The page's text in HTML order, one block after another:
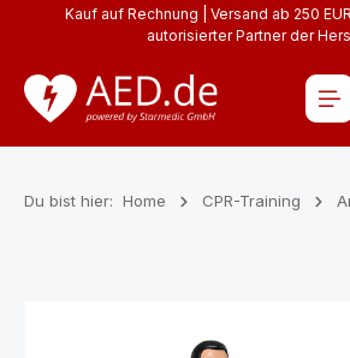
Zum Hauptinhalt springen
Kauf auf Rechnung | Versand ab 250
autorisierter Partner der
Du bist hier: Home CPR-Training